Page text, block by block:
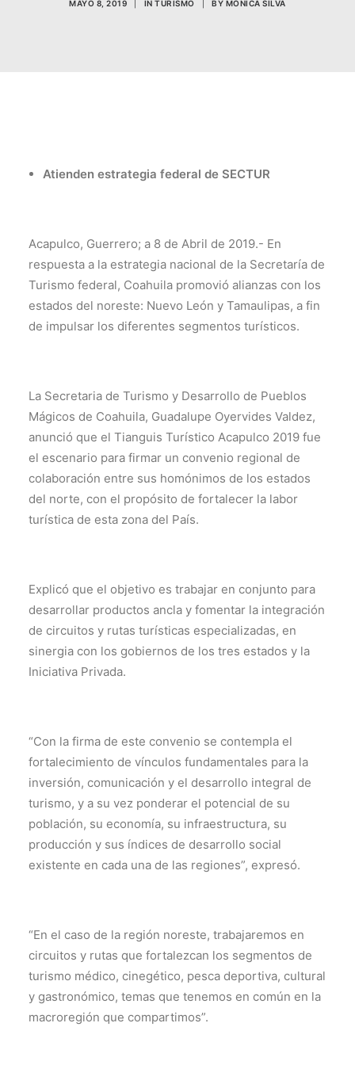
MAYO 8, 2019 INTURISMO BY MÓNICA SILVA
Atienden estrategia federal de SECTUR
Acapulco, Guerrero; a 8 de Abril de 2019.- En
respuesta a la estrategia nacional de la Secretaría de
Turismo federal, Coahuila promovió alianzas con los
estados del noreste: Nuevo León y Tamaulipas, a fin
de impulsar los diferentes segmentos turísticos.
La Secretaria de Turismo y Desarrollo de Pueblos
Mágicos de Coahuila, Guadalupe Oyervides Valdez,
anunció que el Tianguis Turístico Acapulco 2019 fue
el escenario para firmar un convenio regional de
colaboración entre sus homónimos de los estados
del norte, con el propósito de fortalecer la labor
turística de esta zona del País.
Explicó que el objetivo es trabajar en conjunto para
desarrollar productos ancla y fomentar la integración
de circuitos y rutas turísticas especializadas, en
sinergia con los gobiernos de los tres estados y la
Iniciativa Privada.
“Con la firma de este convenio se contempla el
fortalecimiento de vínculos fundamentales para la
inversión, comunicación y el desarrollo integral de
turismo, y a su vez ponderar el potencial de su
población, su economía, su infraestructura, su
producción y sus índices de desarrollo social
existente en cada una de las regiones”, expresó.
“En el caso de la región noreste, trabajaremos en
circuitos y rutas que fortalezcan los segmentos de
turismo médico, cinegético, pesca deportiva, cultural
y gastronómico, temas que tenemos en común en la
macroregión que compartimos”.